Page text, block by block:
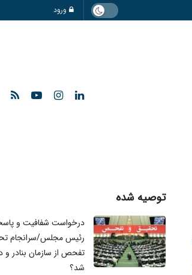
ورود
توصیه شده
درخواست شفافیت و
رئیس مجلس/سرانجام
تفحص از سازمان بنادر و
شد؟